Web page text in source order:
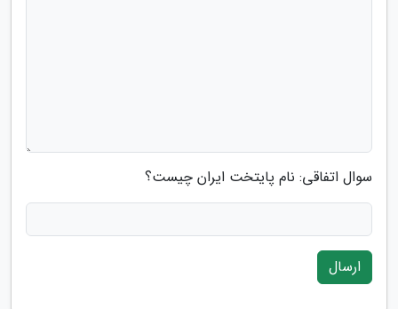
سوال اتفاقی: نام پایتخت ایران چیست؟
ارسال